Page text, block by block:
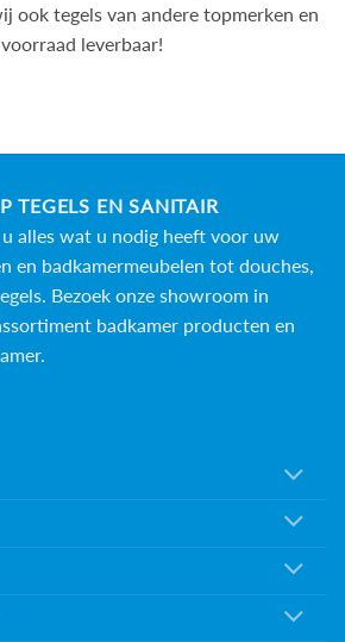
ook tegels van andere topmerken en
leverbaar!
TEGELS EN SANITAIR
alles wat u nodig heeft voor uw
en badkamermeubelen tot douches,
. Bezoek onze showroom in
badkamer producten en